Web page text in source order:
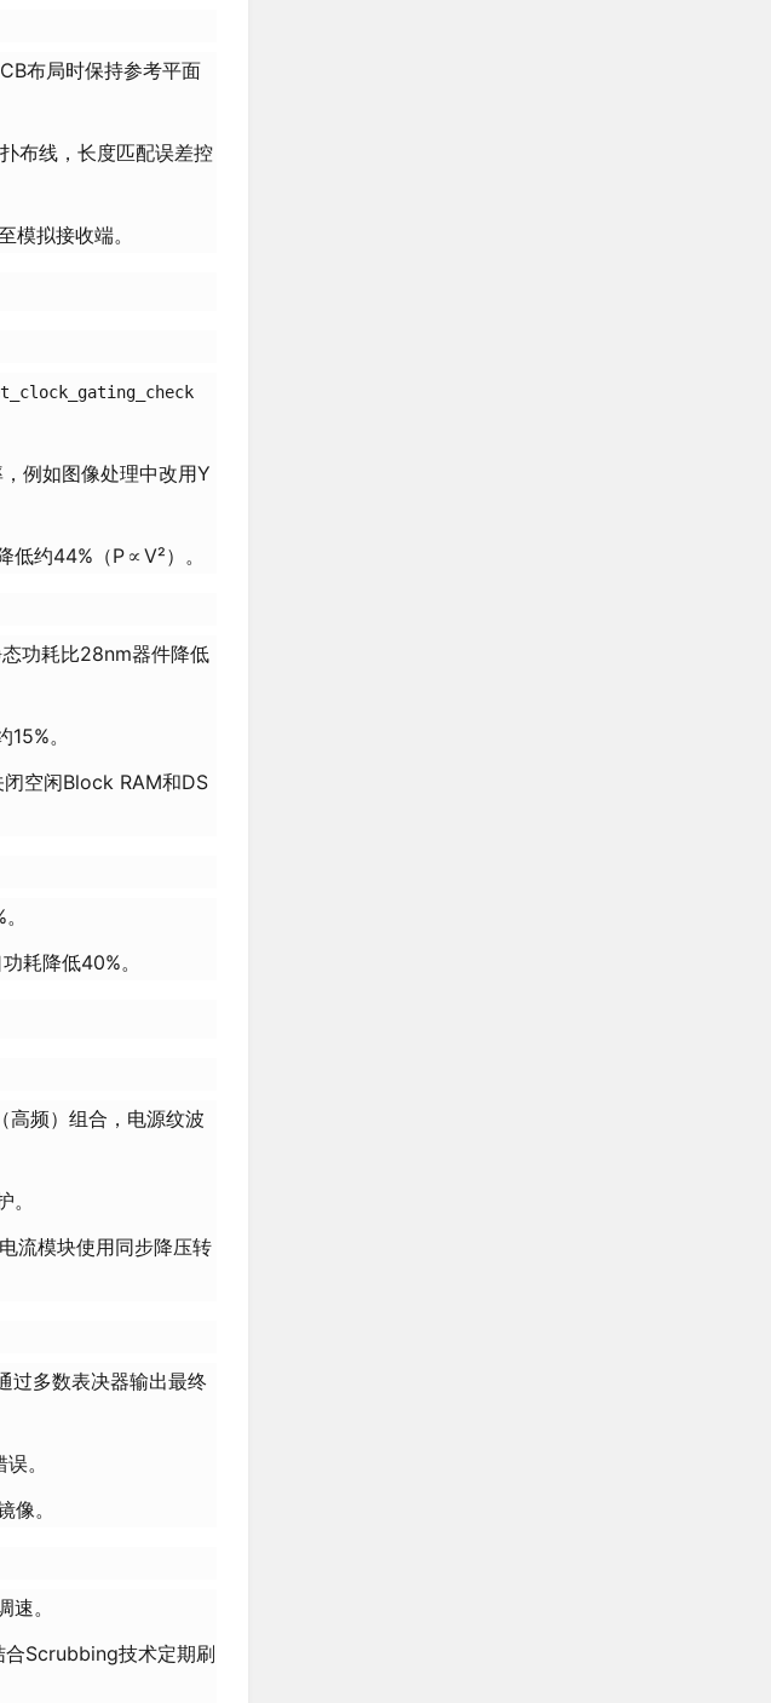
布局时保持参考平面
布线，长度匹配误差控
模拟接收端。
例如图像处理中改用Y
低约44%（P∝V²）。
功耗比28nm器件降低
。
空闲Block RAM和DS
耗降低40%。
高频）组合，电源纹波
流模块使用同步降压转
过多数表决器输出最终
。
像。
。
合Scrubbing技术定期刷